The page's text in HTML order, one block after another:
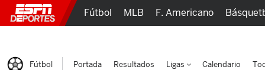
Fútbol MLB F. Americano
Fútbol Portada Resultados Ligas Calendario